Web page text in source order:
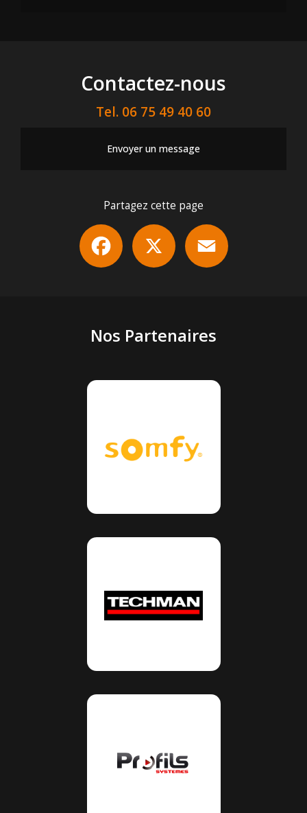
Contactez-nous
Tel. 06 75 49 40 60
Envoyer un message
Partagez cette page
Facebook
Nos Partenaires